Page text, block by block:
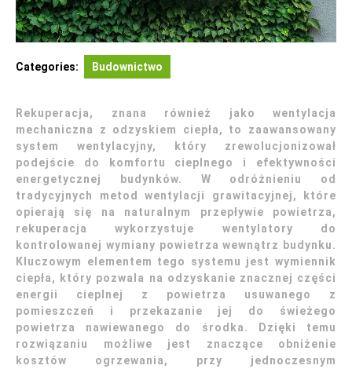
Categories: Budownictwo
Rekuperacja, znana również jako wentylacja
mechaniczna z odzyskiem ciepła, to zaawansowany
system wentylacyjny, który zrewolucjonizował
podejście do komfortu cieplnego i efektywności
energetycznej budynków. W odróżnieniu od
tradycyjnych metod wentylacji grawitacyjnej, które
opierają się na naturalnym przepływie powietrza,
rekuperacja wykorzystuje wentylatory do
kontrolowanej wymiany powietrza wewnątrz budynku.
Kluczowym elementem tego systemu jest wymiennik
ciepła, który pozwala na odzyskanie znacznej części
energii cieplnej z powietrza usuwanego z
pomieszczeń i przekazanie jej do świeżego
powietrza nawiewanego do środka. Dzięki temu
rozwiązaniu możliwe jest znaczące obniżenie
kosztów ogrzewania, przy jednoczesnym